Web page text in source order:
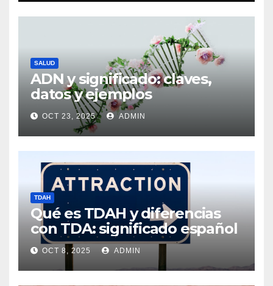
SALUD
ADN y significado: claves,
datos y ejemplos
OCT 23, 2025 ADMIN
TDAH
Qué es TDAH y diferencias
con TDA: significado español
OCT 8, 2025 ADMIN